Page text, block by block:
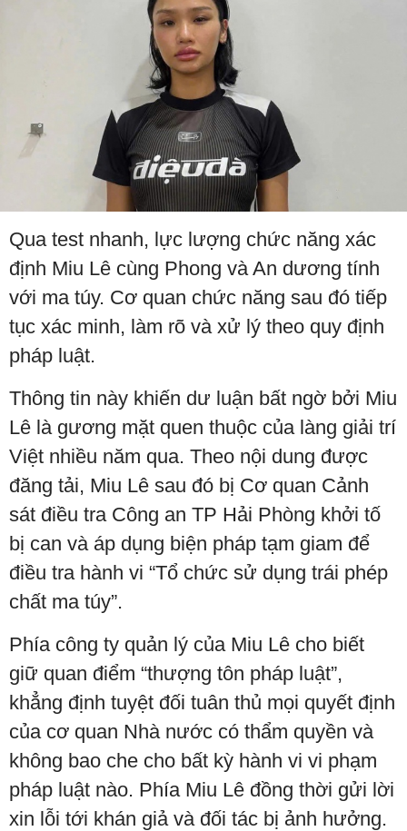
Qua test nhanh, lực lượng chức năng xác
định Miu Lê cùng Phong và An dương tính
với ma túy. Cơ quan chức năng sau đó tiếp
tục xác minh, làm rõ và xử lý theo quy định
pháp luật.
Thông tin này khiến dư luận bất ngờ bởi Miu
Lê là gương mặt quen thuộc của làng giải trí
Việt nhiều năm qua. Theo nội dung được
đăng tải, Miu Lê sau đó bị Cơ quan Cảnh
sát điều tra Công an TP Hải Phòng khởi tố
bị can và áp dụng biện pháp tạm giam để
điều tra hành vi “Tổ chức sử dụng trái phép
chất ma túy”.
Phía công ty quản lý của Miu Lê cho biết
giữ quan điểm “thượng tôn pháp luật”,
khẳng định tuyệt đối tuân thủ mọi quyết định
của cơ quan Nhà nước có thẩm quyền và
không bao che cho bất kỳ hành vi vi phạm
pháp luật nào. Phía Miu Lê đồng thời gửi lời
xin lỗi tới khán giả và đối tác bị ảnh hưởng.